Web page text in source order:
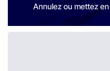
Annulez ou mettez